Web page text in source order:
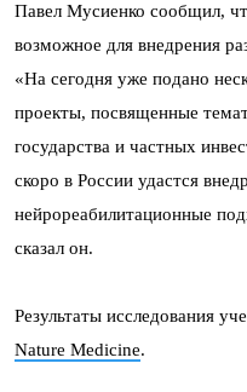
Павел Мусиенко сообщил,
возможное для внедрения
«На сегодня уже подано
проекты, посвященные
государства и частных
скоро в России удастся
нейрореабилитационные
сказал он.
Результаты исследования
Nature Medicine.